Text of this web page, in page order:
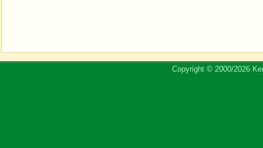
Copyright © 2000/2026